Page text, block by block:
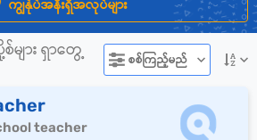
ကျွန်ုပ်အနီးရှိအလုပ်များ
များ ရှာတွေ့
စစ်ကြည့်မည်
teacher